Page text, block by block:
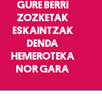
GURE BERRI
ZOZKETAK
ESKAINTZAK
DENDA
HEMEROTEKA
NOR GARA